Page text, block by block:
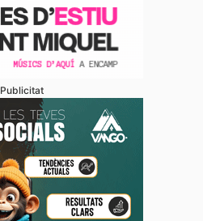
Publicitat